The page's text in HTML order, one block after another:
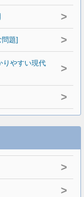
>
題] >
りやすい現代
>
>
>
>